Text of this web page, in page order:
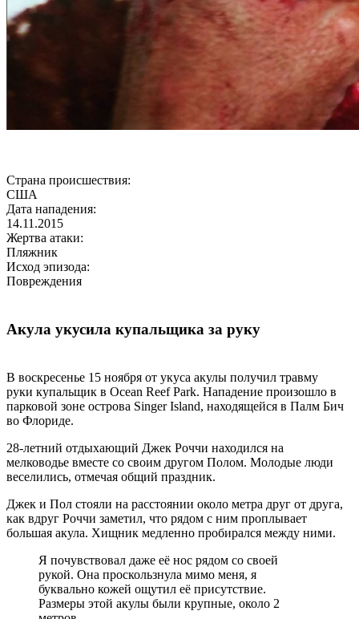
Страна происшествия:
США
Дата нападения:
14.11.2015
Жертва атаки:
Пляжник
Исход эпизода:
Повреждения
Акула укусила купальщика за руку
В воскресенье 15 ноября от укуса акулы получил травму
руки купальщик в Ocean Reef Park. Нападение произошло в
парковой зоне острова Singer Island, находящейся в Палм Бич
во Флориде.
28-летний отдыхающий Джек Роччи находился на
мелководье вместе со своим другом Полом. Молодые люди
веселились, отмечая общий праздник.
Джек и Пол стояли на расстоянии около метра друг от друга,
как вдруг Роччи заметил, что рядом с ним проплывает
большая акула. Хищник медленно пробирался между ними.
Я почувствовал даже её нос рядом со своей
рукой. Она проскользнула мимо меня, я
буквально кожей ощутил её присутствие.
Размеры этой акулы были крупные, около 2